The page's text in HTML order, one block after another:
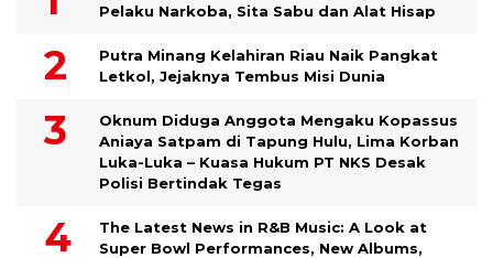
Pelaku Narkoba, Sita Sabu dan Alat Hisap
Putra Minang Kelahiran Riau Naik Pangkat
Letkol, Jejaknya Tembus Misi Dunia
Oknum Diduga Anggota Mengaku Kopassus
Aniaya Satpam di Tapung Hulu, Lima Korban
Luka-Luka – Kuasa Hukum PT NKS Desak
Polisi Bertindak Tegas
The Latest News in R&B Music: A Look at
Super Bowl Performances, New Albums,